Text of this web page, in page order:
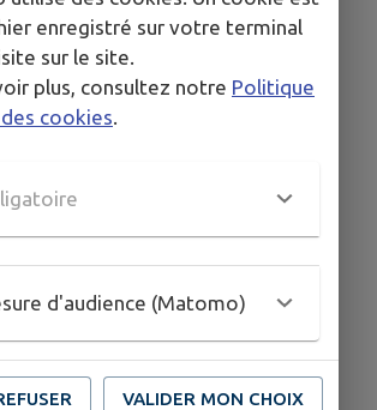
Sondages
enregistré sur votre terminal
sur le site.
plus, consultez notre Politique
cookies
d'audience (Matomo)
VALIDER MON CHOIX